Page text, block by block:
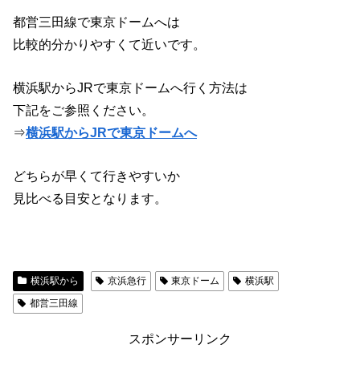
都営三田線で東京ドームへは
比較的分かりやすくて近いです。
横浜駅からJRで東京ドームへ行く方法は
下記をご参照ください。
⇒横浜駅からJRで東京ドームへ
どちらが早くて行きやすいか
見比べる目安となります。
横浜駅から 京浜急行 東京ドーム
横浜駅
都営三田線
スポンサーリンク